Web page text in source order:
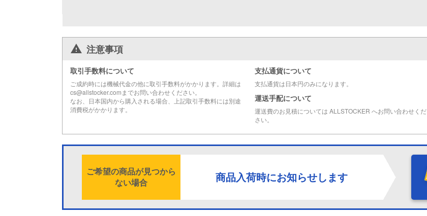
注意事項
取引手数料について
ご成約時には機械代金の他に取引手数料がかかります。詳細は
cs@allstocker.comまでお問い合わせください。
なお、日本国内から購入される場合、上記取引手数料には別途
消費税がかかります。
支払通貨について
支払通貨は日本円のみになります。
運送手配について
運送費のお見積については ALLSTOCKER へお問い合わせくだ
さい。
ご希望の商品が見つから
ない場合
商品入荷時にお知らせします